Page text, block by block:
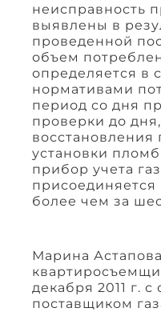
неисправность
выявлены в
проведенной
объем
определяется в
нормативами
период со дня
проверки до
восстановления
установки
прибор учета
присоединяется
более чем за
Марина
декабря 2011 г.
поставщиком